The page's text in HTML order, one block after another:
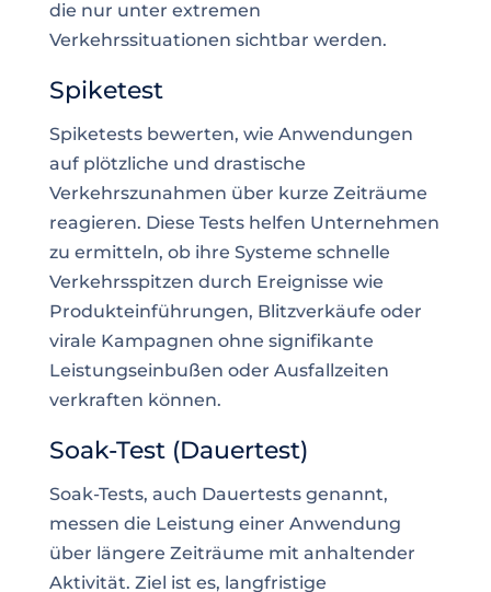
die nur unter extremen
Verkehrssituationen sichtbar werden.
Spiketest
Spiketests bewerten, wie Anwendungen
auf plötzliche und drastische
Verkehrszunahmen über kurze Zeiträume
reagieren. Diese Tests helfen Unternehmen
zu ermitteln, ob ihre Systeme schnelle
Verkehrsspitzen durch Ereignisse wie
Produkteinführungen, Blitzverkäufe oder
virale Kampagnen ohne signifikante
Leistungseinbußen oder Ausfallzeiten
verkraften können.
Soak-Test (Dauertest)
Soak-Tests, auch Dauertests genannt,
messen die Leistung einer Anwendung
über längere Zeiträume mit anhaltender
Aktivität. Ziel ist es, langfristige